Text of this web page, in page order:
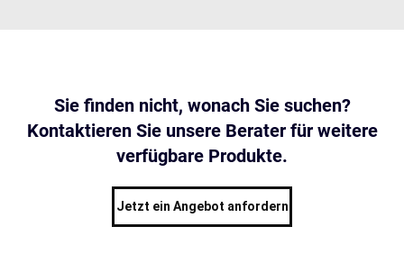
Sie finden nicht, wonach Sie suchen?
Kontaktieren Sie unsere Berater für weitere
verfügbare Produkte.
Jetzt ein Angebot anfordern